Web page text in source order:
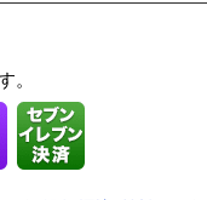
。